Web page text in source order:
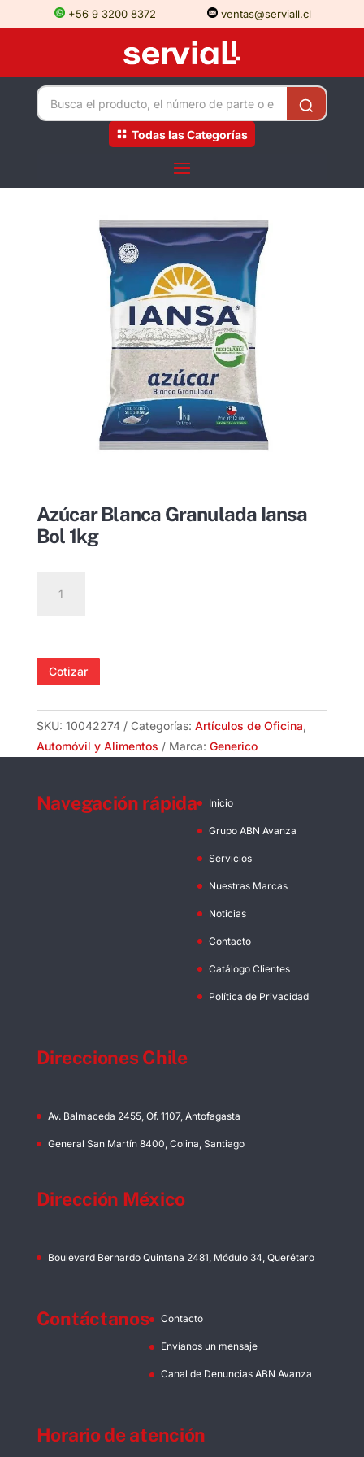
+56 9 3200 8372 ventas@serviall.cl
Todas las Categorías
Azúcar Blanca Granulada Iansa
Bol 1kg
Blanca
Bol
1kg
Cotizar
SKU: 10042274 Categorías: Artículos de Oficina,
Automóvil y Alimentos
Marca: Generico
Navegación rápida Inicio
Grupo ABN Avanza
Servicios
Nuestras Marcas
Noticias
Contacto
Catálogo Clientes
Política de Privacidad
Direcciones Chile
Av. Balmaceda 2455, Of. 1107, Antofagasta
General San Martín 8400, Colina, Santiago
Dirección México
Boulevard Bernardo Quintana 2481, Módulo 34, Querétaro
Contáctanos Contacto
Envíanos un mensaje
Canal de Denuncias ABN Avanza
Horario de atención